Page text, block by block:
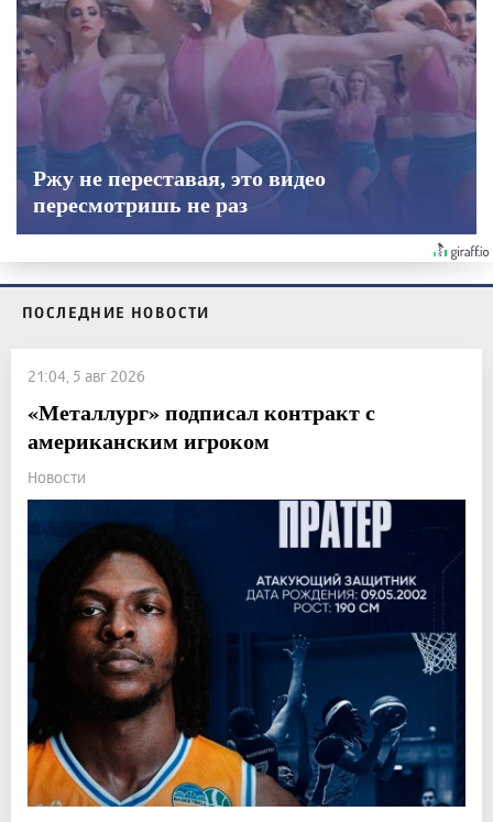
Ржу не переставая, это видео
пересмотришь не раз
ПОСЛЕДНИЕ НОВОСТИ
21:04, 5 авг 2026
«Металлург» подписал контракт с
американским игроком
Новости